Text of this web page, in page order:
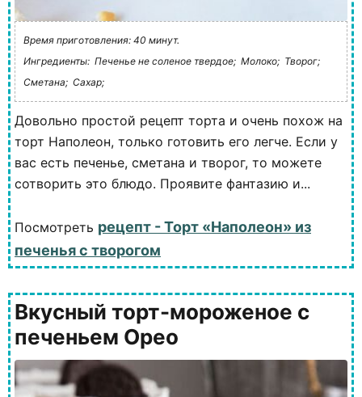
Время приготовления: 40 минут.
Ингредиенты: Печенье не соленое твердое; Молоко; Творог;
Сметана; Сахар;
Довольно простой рецепт торта и очень похож на
торт Наполеон, только готовить его легче. Если у
вас есть печенье, сметана и творог, то можете
сотворить это блюдо. Проявите фантазию и...
Посмотреть рецепт - Торт «Наполеон» из
печенья с творогом
Вкусный торт-мороженое с
печеньем Орео